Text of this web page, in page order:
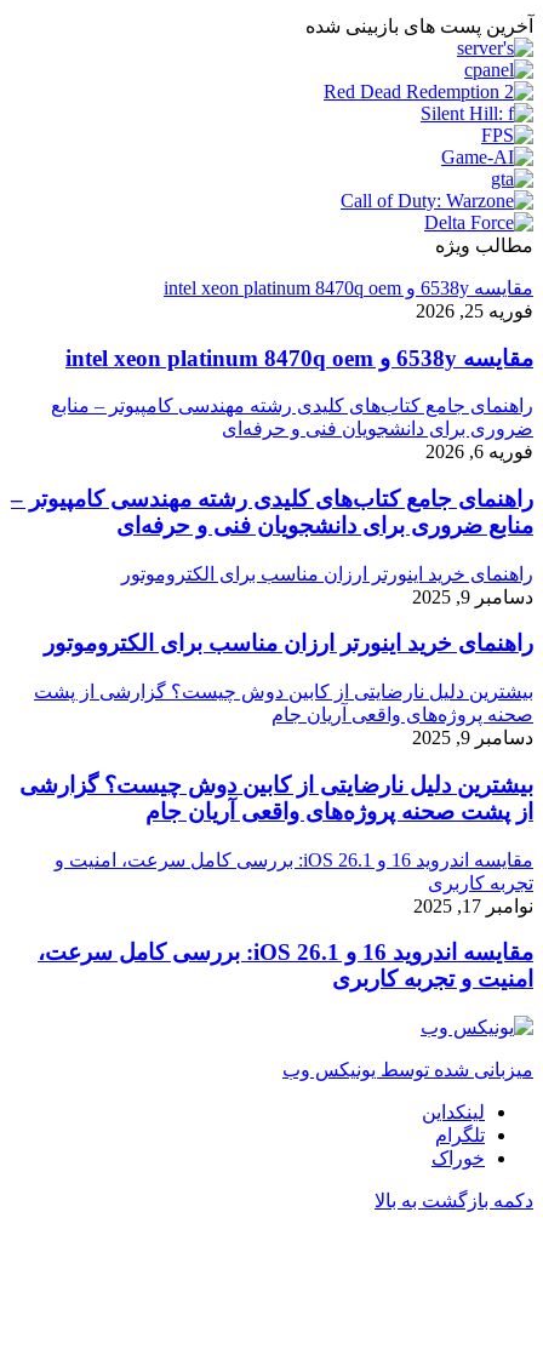
آخرین پست های بازبینی شده
مطالب ویژه
مقایسه 6538y و intel xeon platinum 8470q oem
فوریه 25, 2026
مقایسه 6538y و intel xeon platinum 8470q oem
راهنمای جامع کتاب‌های کلیدی رشته مهندسی کامپیوتر – منابع
ضروری برای دانشجویان فنی و حرفه‌ای
فوریه 6, 2026
راهنمای جامع کتاب‌های کلیدی رشته مهندسی کامپیوتر –
منابع ضروری برای دانشجویان فنی و حرفه‌ای
راهنمای خرید اینورتر ارزان مناسب برای الکتروموتور
دسامبر 9, 2025
راهنمای خرید اینورتر ارزان مناسب برای الکتروموتور
بیشترین دلیل نارضایتی از کابین دوش چیست؟ گزارشی از پشت
صحنه پروژه‌های واقعی آریان جام
دسامبر 9, 2025
بیشترین دلیل نارضایتی از کابین دوش چیست؟ گزارشی
از پشت صحنه پروژه‌های واقعی آریان جام
مقایسه اندروید 16 و iOS 26.1: بررسی کامل سرعت، امنیت و
تجربه کاربری
نوامبر 17, 2025
مقایسه اندروید 16 و iOS 26.1: بررسی کامل سرعت،
امنیت و تجربه کاربری
میزبانی شده توسط یونیکس وب
لینکداین
تلگرام
خوراک
دکمه بازگشت به بالا